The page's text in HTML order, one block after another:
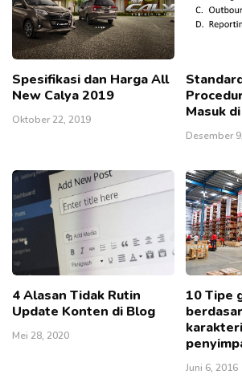
Spesifikasi dan Harga All
New Calya 2019
Oktober 22, 2019
Masuk
Desember
4 Alasan Tidak Rutin
Update Konten di Blog
Mei 28, 2020
10 Tipe
Juni 6, 2016